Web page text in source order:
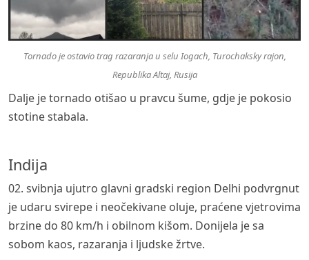
Tornado je ostavio trag razaranja u selu Iogach, Turochaksky rajon,
Republika Altaj, Rusija
Dalje je tornado otišao u pravcu šume, gdje je pokosio
stotine stabala.
Indija
02. svibnja ujutro glavni gradski region Delhi podvrgnut
je udaru svirepe i neočekivane oluje, praćene vjetrovima
brzine do 80 km/h i obilnom kišom. Donijela je sa
sobom kaos, razaranja i ljudske žrtve.